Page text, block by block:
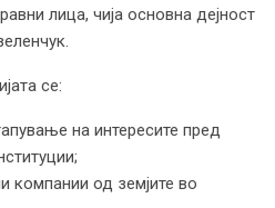
лица, чија основна дејност
се:
на интересите пред
компании од земјите во